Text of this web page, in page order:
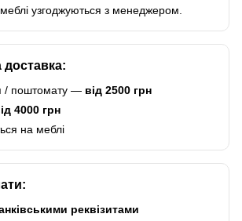
узгоджуються з менеджером.
доставка:
/ поштомату — від 2500 грн
4000 грн
на меблі
реквізитами